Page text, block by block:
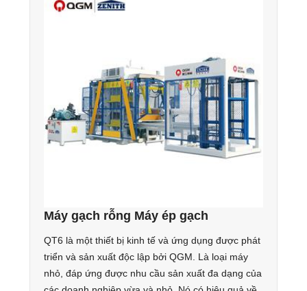
Máy gạch rỗng Máy ép gạch
QT6 là một thiết bị kinh tế và ứng dụng được phát
triển và sản xuất độc lập bởi QGM. Là loại máy
nhỏ, đáp ứng được nhu cầu sản xuất đa dạng của